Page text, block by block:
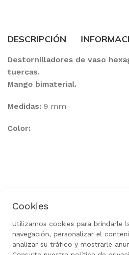
DESCRIPCIÓN
Destornilladores de vaso
tuercas.
Mango bimaterial.
Medidas: 9 mm
Color:
Política de Privacidad
Política de
Rediseñado porgow.tech|
reservados
Cookies
Utilizamos cookies para brindarle
navegación, personalizar el
analizar su tráfico y mostrarle